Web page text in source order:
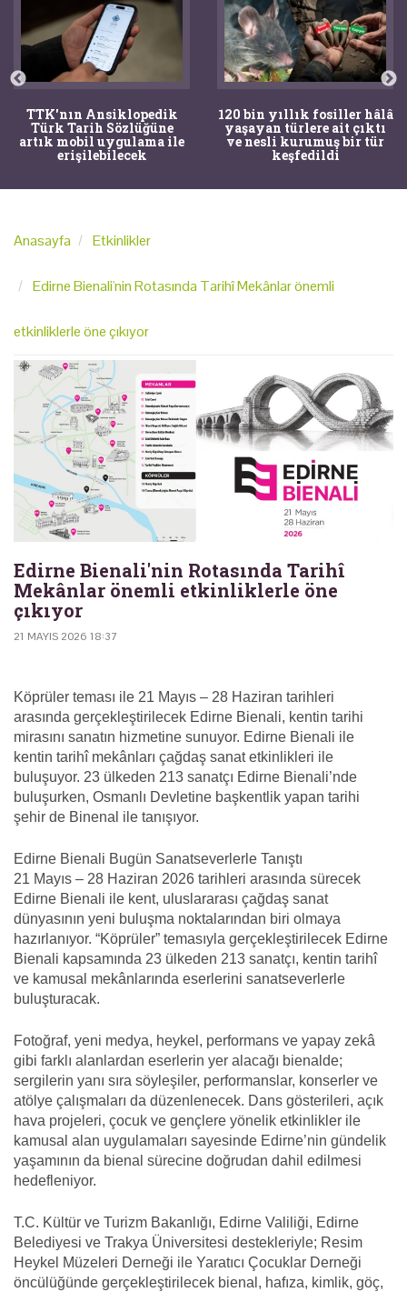
TTK'nın Ansiklopedik
Türk Tarih Sözlüğüne
artık mobil uygulama ile
erişilebilecek
120 bin yıllık fosiller hâlâ
yaşayan türlere ait çıktı
ve nesli kurumuş bir tür
keşfedildi
Anasayfa Etkinlikler
Edirne Bienali'nin Rotasında Tarihî Mekânlar önemli
etkinliklerle öne çıkıyor
Edirne Bienali'nin Rotasında Tarihî
Mekânlar önemli etkinliklerle öne
çıkıyor
21 MAYIS 2026 18:37
Köprüler teması ile 21 Mayıs – 28 Haziran tarihleri
arasında gerçekleştirilecek Edirne Bienali, kentin tarihi
mirasını sanatın hizmetine sunuyor. Edirne Bienali ile
kentin tarihî mekânları çağdaş sanat etkinlikleri ile
buluşuyor. 23 ülkeden 213 sanatçı Edirne Bienali’nde
buluşurken, Osmanlı Devletine başkentlik yapan tarihi
şehir de Binenal ile tanışıyor.
Edirne Bienali Bugün Sanatseverlerle Tanıştı
21 Mayıs – 28 Haziran 2026 tarihleri arasında sürecek
Edirne Bienali ile kent, uluslararası çağdaş sanat
dünyasının yeni buluşma noktalarından biri olmaya
hazırlanıyor. “Köprüler” temasıyla gerçekleştirilecek Edirne
Bienali kapsamında 23 ülkeden 213 sanatçı, kentin tarihî
ve kamusal mekânlarında eserlerini sanatseverlerle
buluşturacak.
Fotoğraf, yeni medya, heykel, performans ve yapay zekâ
gibi farklı alanlardan eserlerin yer alacağı bienalde;
sergilerin yanı sıra söyleşiler, performanslar, konserler ve
atölye çalışmaları da düzenlenecek. Dans gösterileri, açık
hava projeleri, çocuk ve gençlere yönelik etkinlikler ile
kamusal alan uygulamaları sayesinde Edirne’nin gündelik
yaşamının da bienal sürecine doğrudan dahil edilmesi
hedefleniyor.
T.C. Kültür ve Turizm Bakanlığı, Edirne Valiliği, Edirne
Belediyesi ve Trakya Üniversitesi destekleriyle; Resim
Heykel Müzeleri Derneği ile Yaratıcı Çocuklar Derneği
öncülüğünde gerçekleştirilecek bienal, hafıza, kimlik, göç,